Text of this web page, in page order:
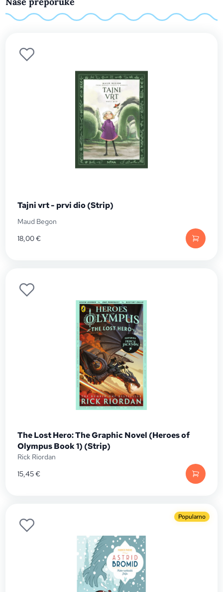
Tajni vrt - prvi dio (Strip)
Maud Begon
18,00€
The Lost Hero: The Graphic Novel (Heroes of
Olympus Book 1) (Strip)
Rick Riordan
15,45€
Popularno